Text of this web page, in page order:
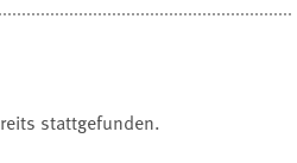
stattgefunden.